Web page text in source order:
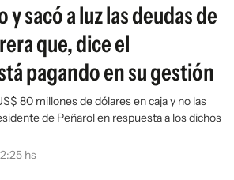
sacó a luz las deudas de
que, dice el
pagando en su gestión
80 millones de dólares en caja y no las
de Peñarol en respuesta a los dichos
hs